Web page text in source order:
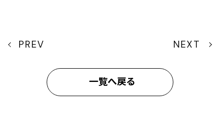
PREV
一覧へ戻る
NEXT